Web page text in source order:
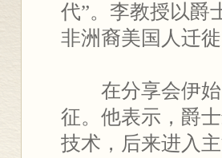
代”。李教授以爵
非洲裔美国人迁
在分享会伊
征。他表示，爵
技术，后来进入